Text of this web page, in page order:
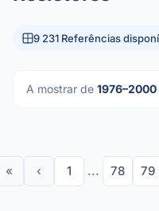
9 231 Referências
A mostrar de 1976–2000
« ‹ 1 ... 78 79